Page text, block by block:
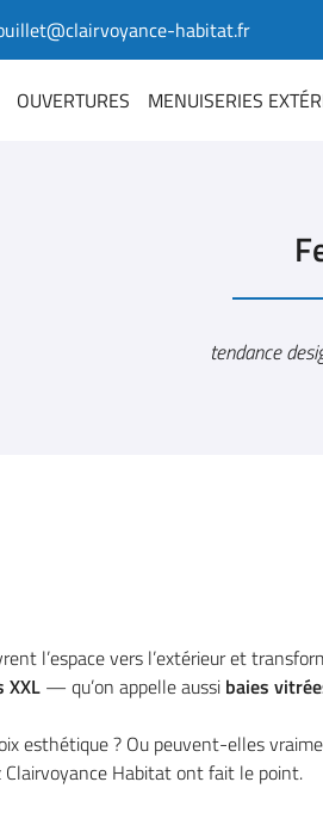
OUVERTURES MENUISERIES
commerciales à l'adresse
moment en utilisant le formulaire
tendance
l’espace vers l’extérieur et
XXL — qu’on appelle aussi baies
esthétique ? Ou peuvent-elles
Habitat ont fait le point.